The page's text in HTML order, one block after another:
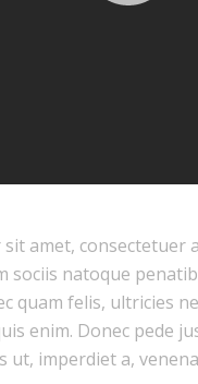
amet, consectetuer
sociis natoque
quam felis, ultricies
enim. Donec pede
ut, imperdiet a,